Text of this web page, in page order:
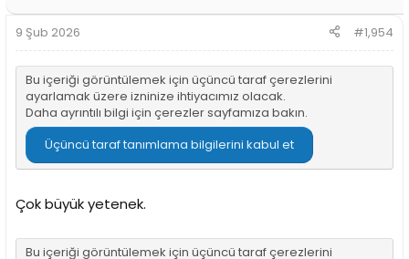
9 Şub 2026 #1,954
Bu içeriği görüntülemek için üçüncü taraf çerezlerini
ayarlamak üzere izninize ihtiyacımız olacak.
Daha ayrıntılı bilgi için çerezler sayfamıza bakın.
Üçüncü taraf tanımlama bilgilerini kabul et
Çok büyük yetenek.
Bu içeriği görüntülemek için üçüncü taraf çerezlerini